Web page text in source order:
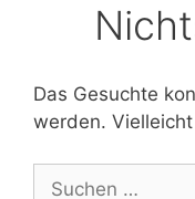
Das Gesuchte
werden.
Suchen